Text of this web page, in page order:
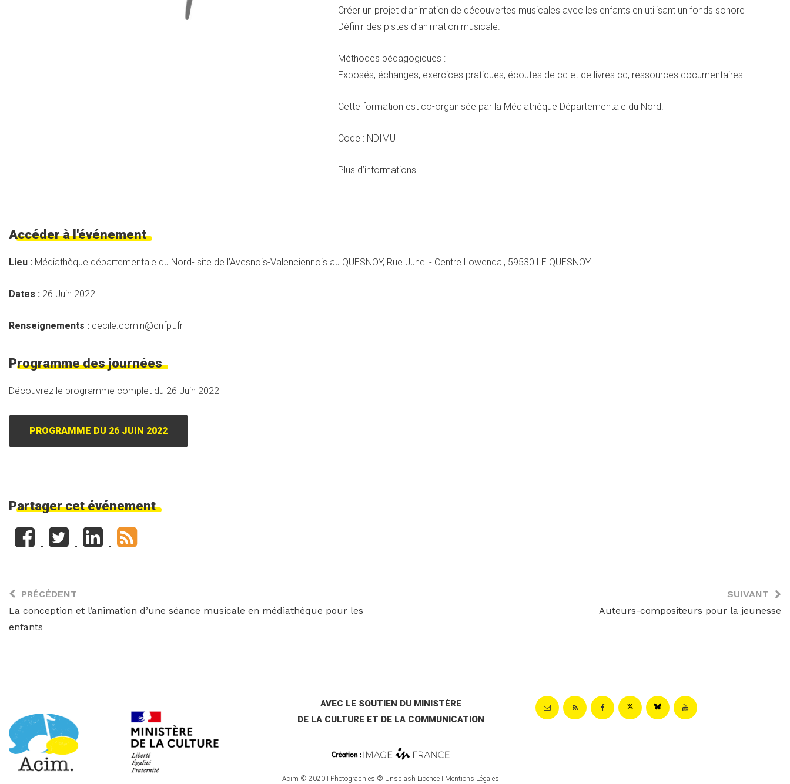
Créer un projet d’animation de découvertes musicales avec les enfants en utilisant un fonds sonore
Définir des pistes d’animation musicale.
Méthodes pédagogiques :
Exposés, échanges, exercices pratiques, écoutes de cd et de livres cd, ressources documentaires.
Cette formation est co-organisée par la Médiathèque Départementale du Nord.
Code : NDIMU
Plus d’informations
Accéder à l'événement
Lieu : Médiathèque départementale du Nord- site de l’Avesnois-Valenciennois au QUESNOY, Rue Juhel - Centre Lowendal, 59530 LE QUESNOY
Dates : 26 Juin 2022
Renseignements : cecile.comin@cnfpt.fr
Programme des journées
Découvrez le programme complet du 26 Juin 2022
PROGRAMME DU 26 JUIN 2022
Partager cet événement
PRÉCÉDENT
La conception et l’animation d’une séance musicale en médiathèque pour les
enfants
SUIVANT
Auteurs-compositeurs pour la jeunesse
AVEC LE SOUTIEN DU MINISTÈRE
DE LA CULTURE ET DE LA COMMUNICATION
Acim © 2020 I Photographies © Unsplash Licence I Mentions Légales